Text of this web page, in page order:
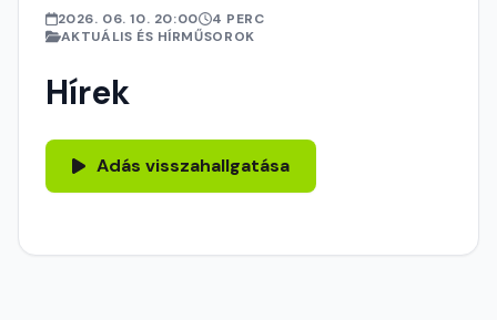
2026. 06. 10. 20:00
4 PERC
AKTUÁLIS ÉS HÍRMŰSOROK
Hírek
Adás visszahallgatása